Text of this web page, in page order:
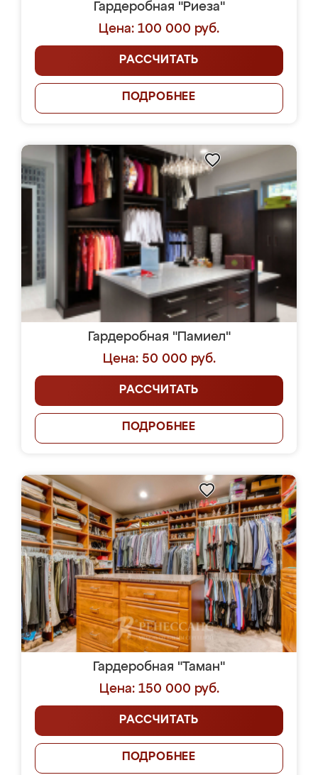
Гардеробная "Риеза"
Цена: 100 000 руб.
РАССЧИТАТЬ
ПОДРОБНЕЕ
Гардеробная "Памиел"
Цена: 50 000 руб.
РАССЧИТАТЬ
ПОДРОБНЕЕ
Гардеробная "Таман"
Цена: 150 000 руб.
РАССЧИТАТЬ
ПОДРОБНЕЕ